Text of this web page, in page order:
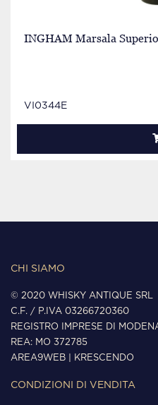
INGHAM Marsala
VI0344E
CHI SIAMO
© 2020 WHISKY ANTIQUE SRL
C.F. / P.IVA 03266720360
REGISTRO IMPRESE DI
REA: MO 372785
AREA9WEB
KRESCENDO
CONDIZIONI DI VENDITA